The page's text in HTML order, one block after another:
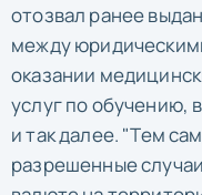
отозвал ранее
между
оказании
услуг по обучению,
и так далее. "Тем
разрешенные